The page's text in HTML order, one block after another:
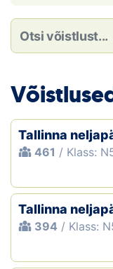
Loha
Galerii
Kalender
Tallinna
461 / Klass:
Tallinna
394 / Klass: